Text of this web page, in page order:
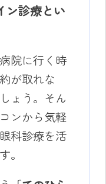
ン診療とい
院に行く時
が取れな
ょう。そん
ンから気軽
科診療を活
。